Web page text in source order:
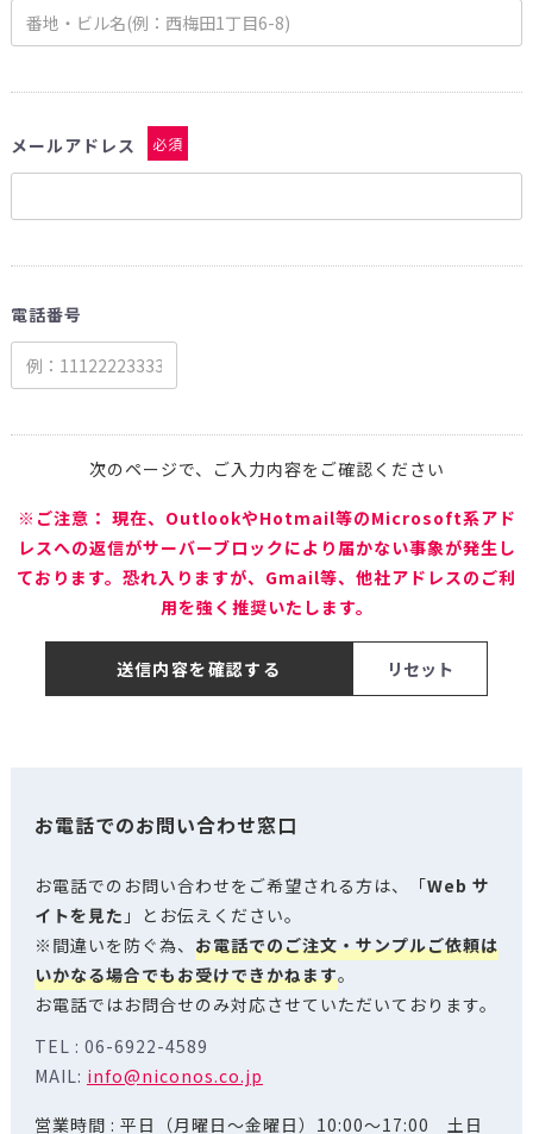
メールアドレス 必須
電話番号
次のページで、ご入力内容をご確認ください
※ご注意： 現在、OutlookやHotmail等のMicrosoft系アド
レスへの返信がサーバーブロックにより届かない事象が発生し
ております。恐れ入りますが、Gmail等、他社アドレスのご利
用を強く推奨いたします。
送信内容を確認する
お電話でのお問い合わせ窓口
お電話でのお問い合わせをご希望される方は、「Web サ
イトを見た 」とお伝えください。
※間違いを防ぐ為、 お電話でのご注文・サンプルご依頼は
いかなる場合でもお受けできかねます。
お電話ではお問合せのみ対応させていただいております。
TEL : 06-6922-4589
MAIL: info@niconos.co.jp
営業時間 : 平日（月曜日～金曜日）10:00～17:00 土日